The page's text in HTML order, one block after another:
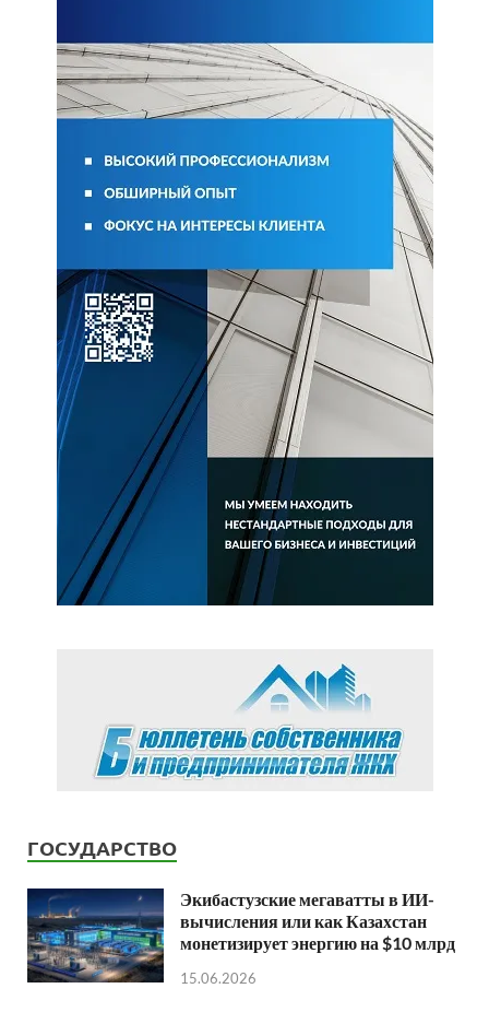
ГОСУДАРСТВО
Экибастузские мегаватты в ИИ-
вычисления или как Казахстан
монетизирует энергию на $10 млрд
15.06.2026